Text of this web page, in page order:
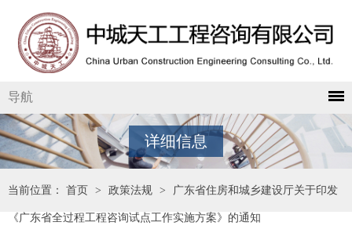
导航
详细信息
当前位置： 首页 > 政策法规 > 广东省住房和城乡建设厅关于印发
《广东省全过程工程咨询试点工作实施方案》的通知